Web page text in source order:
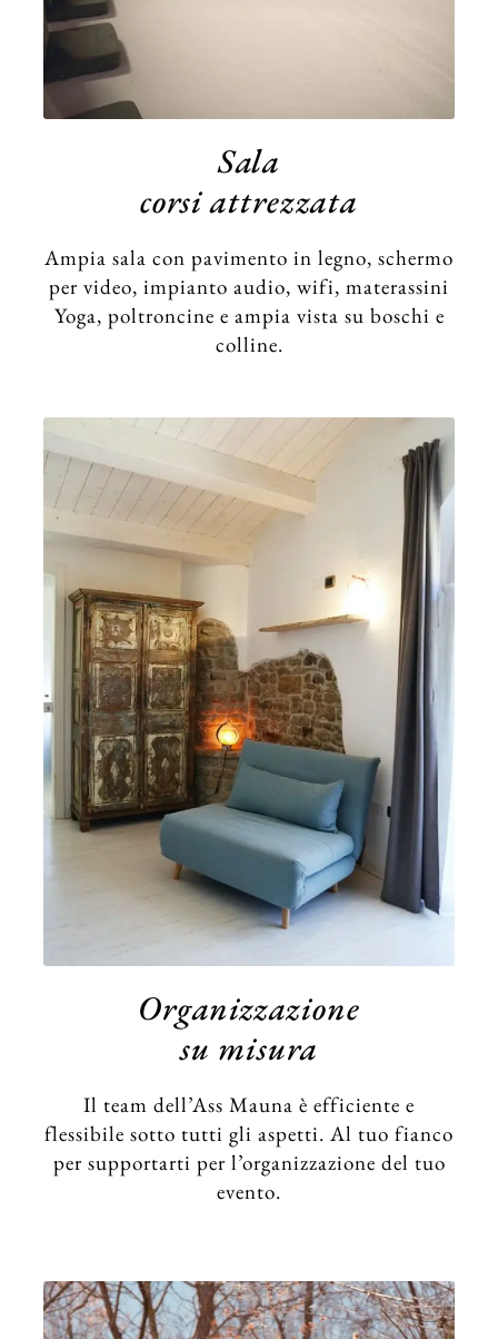
Sala
corsi attrezzata
Ampia sala con pavimento in legno, schermo
per video, impianto audio, wifi, materassini
Yoga, poltroncine e ampia vista su boschi e
colline.
Organizzazione
su misura
Il team dell’Ass Mauna è efficiente e
flessibile sotto tutti gli aspetti. Al tuo fianco
per supportarti per l’organizzazione del tuo
evento.